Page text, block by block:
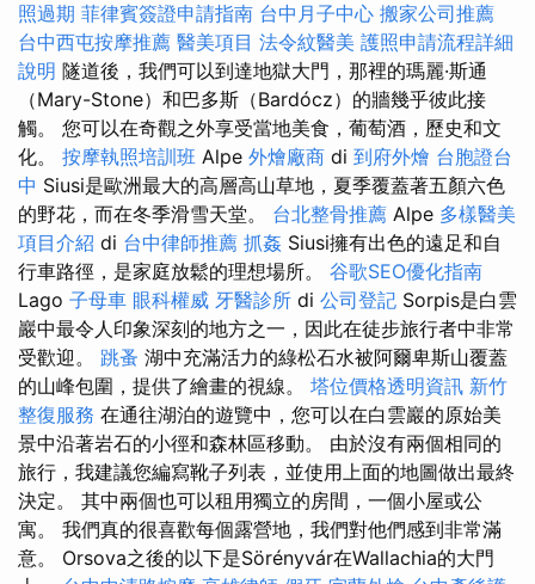
照過期 菲律賓簽證申請指南 台中月子中心 搬家公司推薦
台中西屯按摩推薦 醫美項目 法令紋醫美 護照申請流程詳細
說明 隧道後，我們可以到達地獄大門，那裡的瑪麗·斯通
（Mary-Stone）和巴多斯（Bardócz）的牆幾乎彼此接
觸。 您可以在奇觀之外享受當地美食，葡萄酒，歷史和文
化。 按摩執照培訓班 Alpe 外燴廠商 di 到府外燴 台胞證台
中 Siusi是歐洲最大的高層高山草地，夏季覆蓋著五顏六色
的野花，而在冬季滑雪天堂。 台北整骨推薦 Alpe 多樣醫美
項目介紹 di 台中律師推薦 抓姦 Siusi擁有出色的遠足和自
行車路徑，是家庭放鬆的理想場所。 谷歌SEO優化指南
Lago 子母車 眼科權威 牙醫診所 di 公司登記 Sorpis是白雲
巖中最令人印象深刻的地方之一，因此在徒步旅行者中非常
受歡迎。 跳蚤 湖中充滿活力的綠松石水被阿爾卑斯山覆蓋
的山峰包圍，提供了繪畫的視線。 塔位價格透明資訊 新竹
整復服務 在通往湖泊的遊覽中，您可以在白雲巖的原始美
景中沿著岩石的小徑和森林區移動。 由於沒有兩個相同的
旅行，我建議您編寫靴子列表，並使用上面的地圖做出最終
決定。 其中兩個也可以租用獨立的房間，一個小屋或公
寓。 我們真的很喜歡每個露營地，我們對他們感到非常滿
意。 Orsova之後的以下是Sörényvár在Wallachia的大門